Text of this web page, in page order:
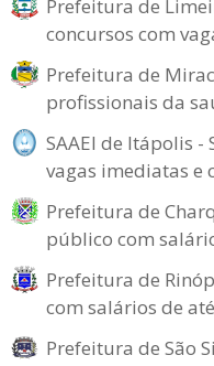
Prefeitura de
concursos com
Prefeitura de
profissionais da
SAAEI de Itápolis -
vagas imediatas e
Prefeitura de
público com
Prefeitura de
com salários de
Prefeitura de São